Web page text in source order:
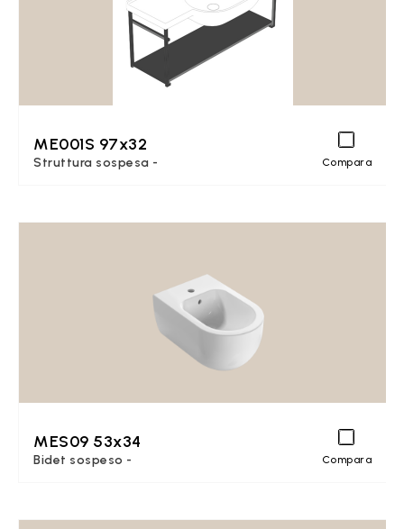
ME001S 97x32
Struttura sospesa - Compara
MES09 53x34
Bidet sospeso - Compara